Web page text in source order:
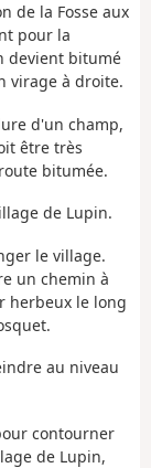
de la Fosse aux
pour la
devient bitumé
virage à droite.
d'un champ,
être très
bitumée.
de Lupin.
le village.
un chemin à
herbeux le long
au niveau
contourner
de Lupin,